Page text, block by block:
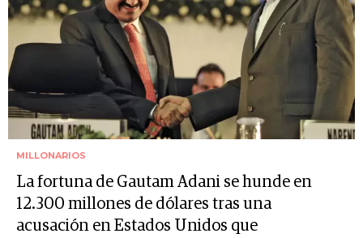
MILLONARIOS
La fortuna de Gautam Adani se hunde en
12.300 millones de dólares tras una
acusación en Estados Unidos que